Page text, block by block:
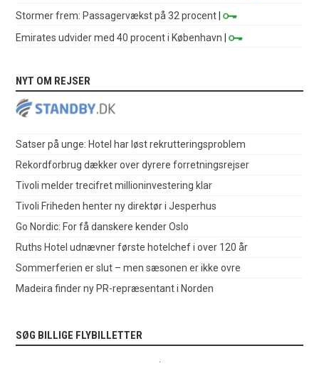
Stormer frem: Passagervækst på 32 procent |
Emirates udvider med 40 procent i København |
NYT OM REJSER
Satser på unge: Hotel har løst rekrutteringsproblem
Rekordforbrug dækker over dyrere forretningsrejser
Tivoli melder trecifret millioninvestering klar
Tivoli Friheden henter ny direktør i Jesperhus
Go Nordic: For få danskere kender Oslo
Ruths Hotel udnævner første hotelchef i over 120 år
Sommerferien er slut – men sæsonen er ikke ovre
Madeira finder ny PR-repræsentant i Norden
SØG BILLIGE FLYBILLETTER